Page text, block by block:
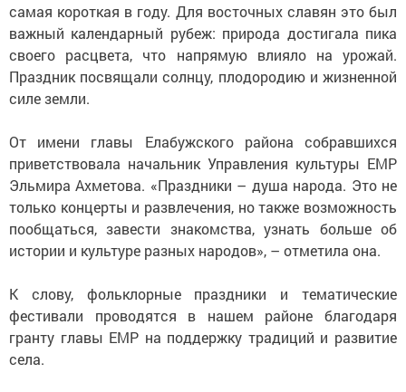
самая короткая в году. Для восточных славян это был
важный календарный рубеж: природа достигала пика
своего расцвета, что напрямую влияло на урожай.
Праздник посвящали солнцу, плодородию и жизненной
силе земли.
От имени главы Елабужского района собравшихся
приветствовала начальник Управления культуры ЕМР
Эльмира Ахметова. «Праздники – душа народа. Это не
только концерты и развлечения, но также возможность
пообщаться, завести знакомства, узнать больше об
истории и культуре разных народов», – отметила она.
К слову, фольклорные праздники и тематические
фестивали проводятся в нашем районе благодаря
гранту главы ЕМР на поддержку традиций и развитие
села.